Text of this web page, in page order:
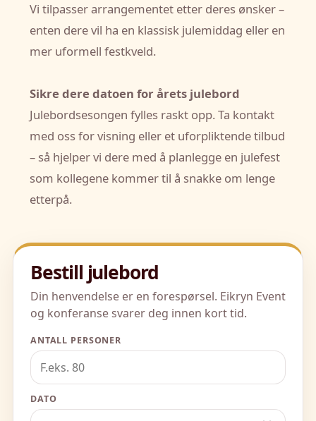
Vi tilpasser arrangementet etter deres ønsker –
enten dere vil ha en klassisk julemiddag eller en
mer uformell festkveld.
Sikre dere datoen for årets julebord
Julebordsesongen fylles raskt opp. Ta kontakt
med oss for visning eller et uforpliktende tilbud
– så hjelper vi dere med å planlegge en julefest
som kollegene kommer til å snakke om lenge
etterpå.
Bestill julebord
Din henvendelse er en forespørsel. Eikryn Event
og konferanse svarer deg innen kort tid.
ANTALL PERSONER
DATO